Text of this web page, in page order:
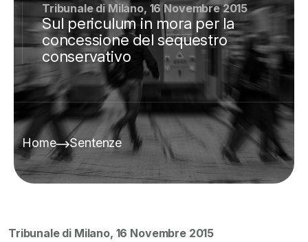
Tribunale di Milano, 16 Novembre 2015
Sul periculum in mora per la
concessione del sequestro
conservativo
Home Sentenze
Tribunale di Milano, 16 Novembre 2015